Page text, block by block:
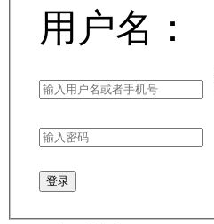
用户名：
登录